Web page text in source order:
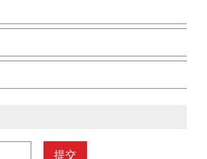
提交